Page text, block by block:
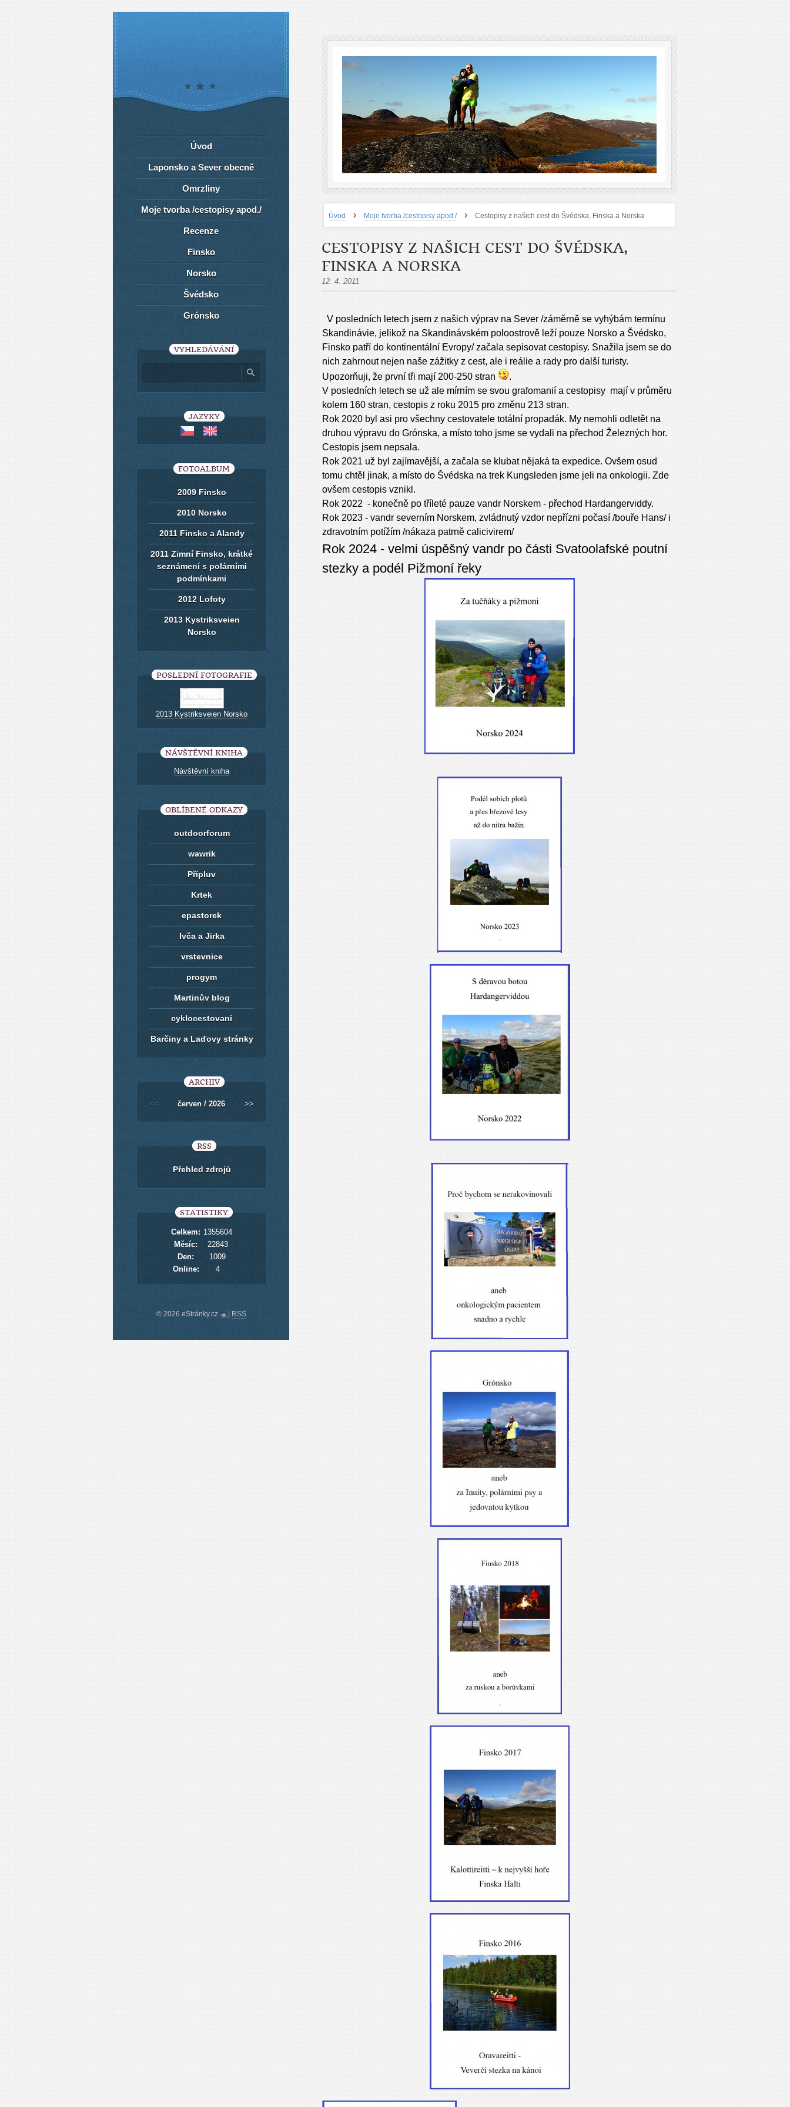
Úvod › Moje tvorba /cestopisy apod./ › Cestopisy z našich cest do Švédska, Finska a Norska
CESTOPISY Z NAŠICH CEST DO ŠVÉDSKA,
FINSKA A NORSKA
12. 4. 2011
V posledních letech jsem z našich výprav na Sever /záměrně se vyhýbám termínu
Skandinávie, jelikož na Skandinávském poloostrově leží pouze Norsko a Švédsko,
Finsko patří do kontinentální Evropy/ začala sepisovat cestopisy. Snažila jsem se do
nich zahrnout nejen naše zážitky z cest, ale i reálie a rady pro další turisty.
Upozorňuji, že první tři mají 200-250 stran
.
V posledních letech se už ale mírním se svou grafomanií a cestopisy mají v průměru
kolem 160 stran, cestopis z roku 2015 pro změnu 213 stran.
Rok 2020 byl asi pro všechny cestovatele totální propadák. My nemohli odletět na
druhou výpravu do Grónska, a místo toho jsme se vydali na přechod Železných hor.
Cestopis jsem nepsala.
Rok 2021 už byl zajímavější, a začala se klubat nějaká ta expedice. Ovšem osud
tomu chtěl jinak, a místo do Švédska na trek Kungsleden jsme jeli na onkologii. Zde
ovšem cestopis vznikl.
Rok 2022 - konečně po tříleté pauze vandr Norskem - přechod Hardangerviddy.
Rok 2023 - vandr severním Norskem, zvládnutý vzdor nepřízni počasí /bouře Hans/ i
zdravotním potížím /nákaza patrně calicivirem/
Rok 2024 - velmi úspěšný vandr po části Svatoolafské poutní
stezky a podél Pižmoní řeky
Úvod
Laponsko a Sever obecně
Omrzliny
Moje tvorba /cestopisy apod./
Recenze
Finsko
Norsko
Švédsko
Grónsko
VYHLEDÁVÁNÍ
JAZYKY
FOTOALBUM
2009 Finsko
2010 Norsko
2011 Finsko a Alandy
2011 Zimní Finsko, krátké
seznámení s polárními
podmínkami
2012 Lofoty
2013 Kystriksveien
Norsko
POSLEDNÍ FOTOGRAFIE
2013 Kystriksveien Norsko
NÁVŠTĚVNÍ KNIHA
Návštěvní kniha
OBLÍBENÉ ODKAZY
outdoorforum
wawrik
Přípluv
Krtek
epastorek
Ivča a Jirka
vrstevnice
progym
Martinův blog
cyklocestovani
Barčiny a Laďovy stránky
ARCHIV
<< červen / 2026 >>
RSS
Přehled zdrojů
STATISTIKY
Online: 4
Celkem: 1355604
Měsíc:
22843
Den:
1009
© 2026 eStránky.cz RSS